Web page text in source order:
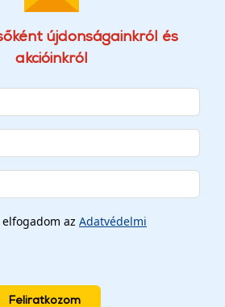
újdonságainkról és
akcióinkról
az Adatvédelmi
Feliratkozom